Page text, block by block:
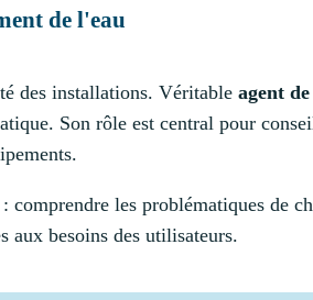
de l'eau
des installations. Véritable agent
Son rôle est central pour
comprendre les problématiques de
aux besoins des utilisateurs.